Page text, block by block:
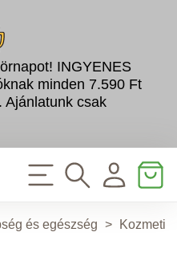
INGYENES
minden 7.590 Ft
Ajánlatunk csak
és egészség >